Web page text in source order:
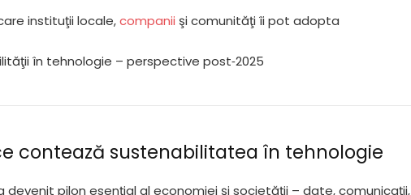
instituţii locale,companii şi comunităţi îi pot adopta
în tehnologie – perspective post‑2025
contează sustenabilitatea în tehnologie
devenit pilon esenţial al economiei şi societăţii – date, comunicaţii,